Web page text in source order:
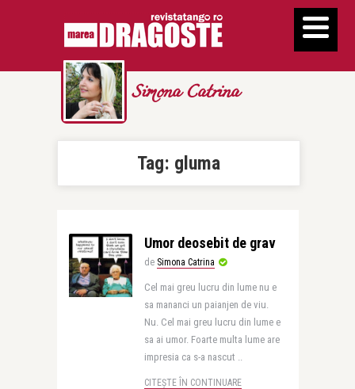
Simona Catrina
Tag: gluma
Umor deosebit de grav
de Simona Catrina
Cel mai greu lucru din lume nu e
sa mananci un paianjen de viu.
Nu. Cel mai greu lucru din lume e
sa ai umor. Foarte multa lume are
impresia ca s-a nascut ..
CITEȘTE ÎN CONTINUARE